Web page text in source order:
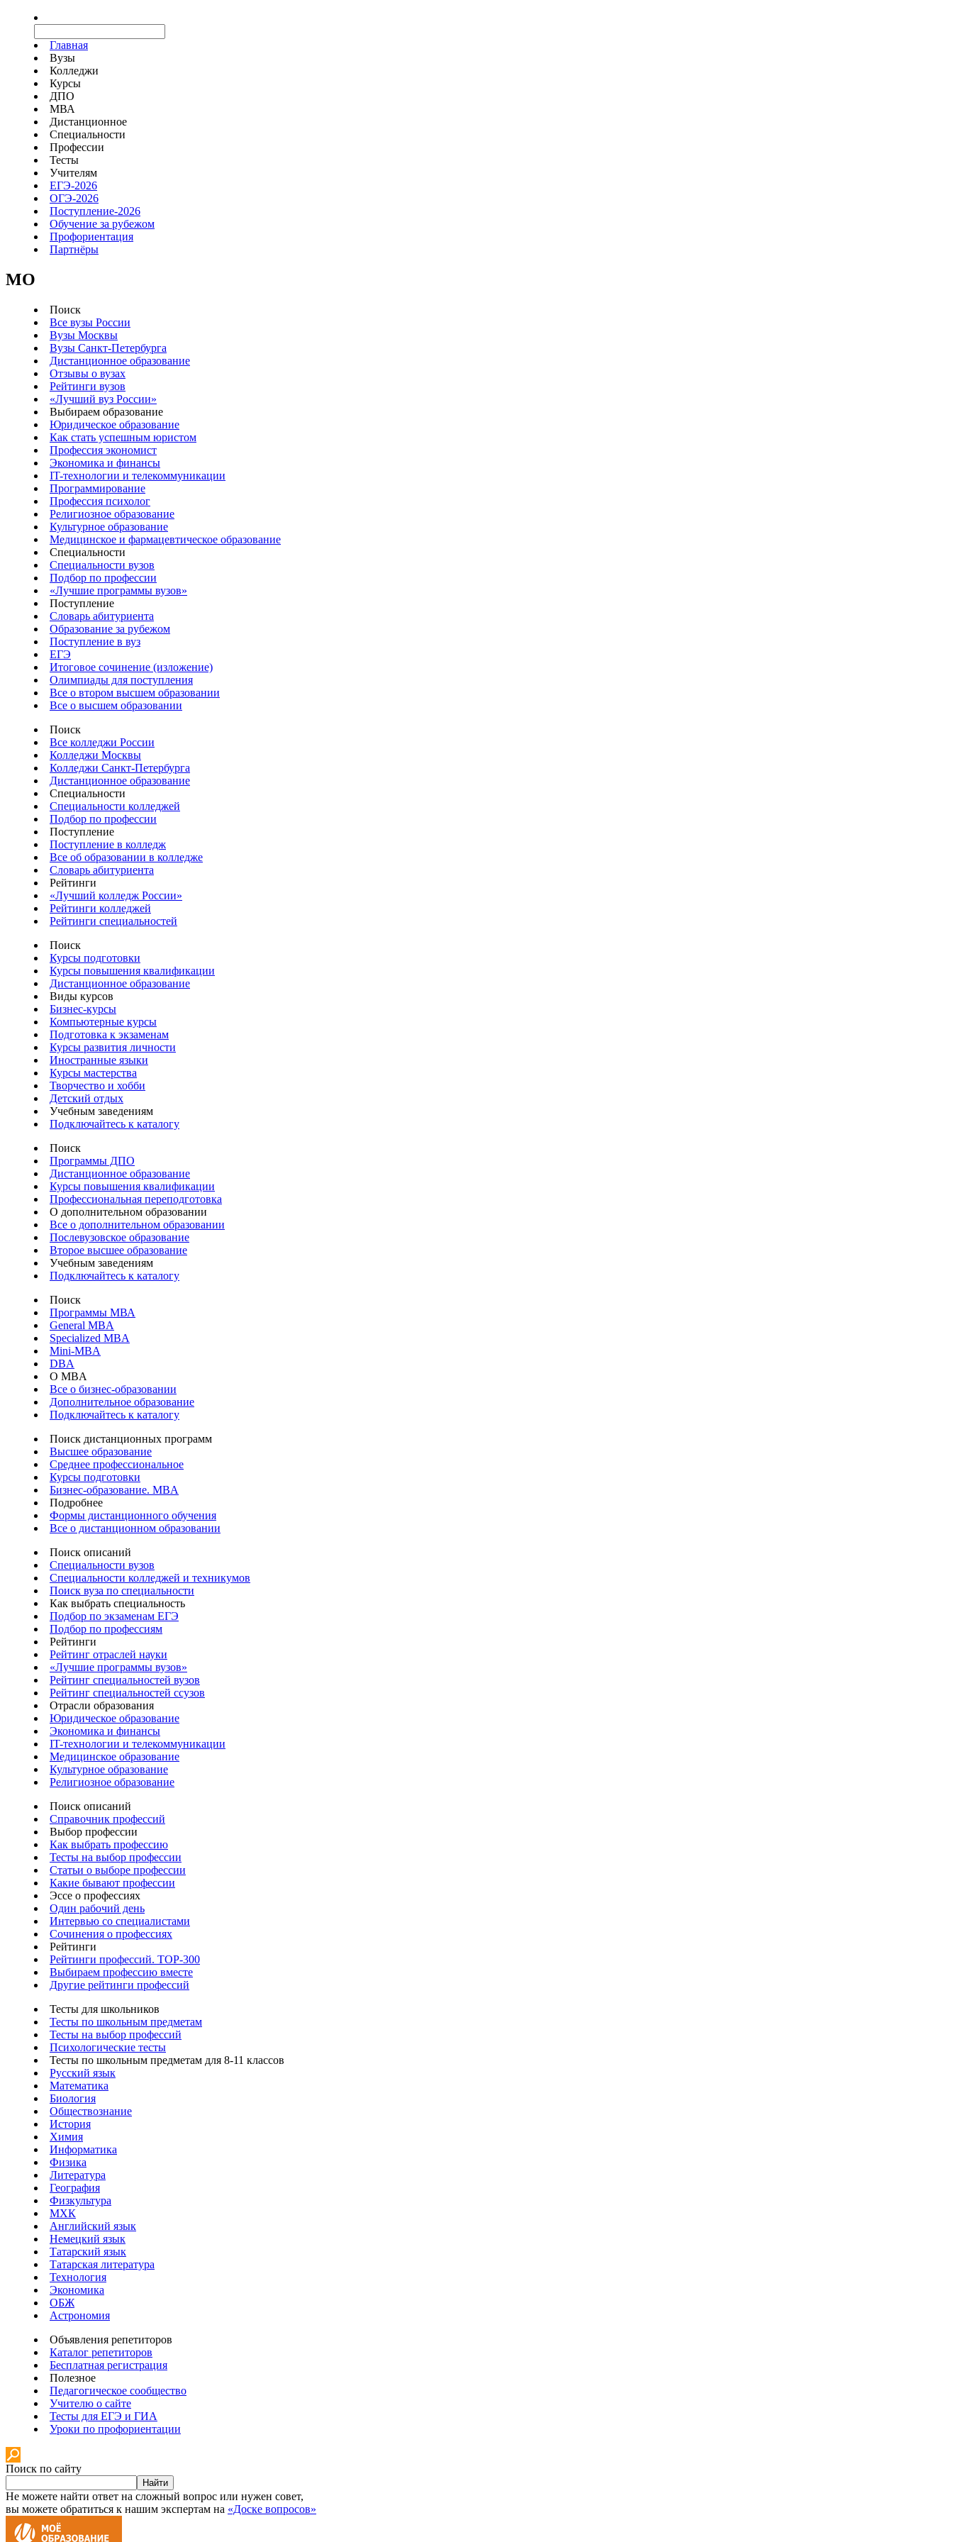
Главная
Вузы
Колледжи
Курсы
ДПО
МВА
Дистанционное
Специальности
Профессии
Тесты
Учителям
ЕГЭ-2026
ОГЭ-2026
Поступление-2026
Обучение за рубежом
Профориентация
Партнёры
MO
Поиск
Все вузы России
Вузы Москвы
Вузы Санкт-Петербурга
Дистанционное образование
Отзывы о вузах
Рейтинги вузов
«Лучший вуз России»
Выбираем образование
Юридическое образование
Как стать успешным юристом
Профессия экономист
Экономика и финансы
IT-технологии и телекоммуникации
Программирование
Профессия психолог
Религиозное образование
Культурное образование
Медицинское и фармацевтическое образование
Специальности
Специальности вузов
Подбор по профессии
«Лучшие программы вузов»
Поступление
Словарь абитуриента
Образование за рубежом
Поступление в вуз
ЕГЭ
Итоговое сочинение (изложение)
Олимпиады для поступления
Все о втором высшем образовании
Все о высшем образовании
Поиск
Все колледжи России
Колледжи Москвы
Колледжи Санкт-Петербурга
Дистанционное образование
Специальности
Специальности колледжей
Подбор по профессии
Поступление
Поступление в колледж
Все об образовании в колледже
Словарь абитуриента
Рейтинги
«Лучший колледж России»
Рейтинги колледжей
Рейтинги специальностей
Поиск
Курсы подготовки
Курсы повышения квалификации
Дистанционное образование
Виды курсов
Бизнес-курсы
Компьютерные курсы
Подготовка к экзаменам
Курсы развития личности
Иностранные языки
Курсы мастерства
Творчество и хобби
Детский отдых
Учебным заведениям
Подключайтесь к каталогу
Поиск
Программы ДПО
Дистанционное образование
Курсы повышения квалификации
Профессиональная переподготовка
О дополнительном образовании
Все о дополнительном образовании
Послевузовское образование
Второе высшее образование
Учебным заведениям
Подключайтесь к каталогу
Поиск
Программы МВА
General MBA
Specialized MBA
Mini-MBA
DBA
О MBA
Все о бизнес-образовании
Дополнительное образование
Подключайтесь к каталогу
Поиск дистанционных программ
Высшее образование
Среднее профессиональное
Курсы подготовки
Бизнес-образование. MBA
Подробнее
Формы дистанционного обучения
Все о дистанционном образовании
Поиск описаний
Специальности вузов
Специальности колледжей и техникумов
Поиск вуза по специальности
Как выбрать специальность
Подбор по экзаменам ЕГЭ
Подбор по профессиям
Рейтинги
Рейтинг отраслей науки
«Лучшие программы вузов»
Рейтинг специальностей вузов
Рейтинг специальностей ссузов
Отрасли образования
Юридическое образование
Экономика и финансы
IT-технологии и телекоммуникации
Медицинское образование
Культурное образование
Религиозное образование
Поиск описаний
Справочник профессий
Выбор профессии
Как выбрать профессию
Тесты на выбор профессии
Статьи о выборе профессии
Какие бывают профессии
Эссе о профессиях
Один рабочий день
Интервью со специалистами
Сочинения о профессиях
Рейтинги
Рейтинги профессий. TOP-300
Выбираем профессию вместе
Другие рейтинги профессий
Тесты для школьников
Тесты по школьным предметам
Тесты на выбор профессий
Психологические тесты
Тесты по школьным предметам для 8-11 классов
Русский язык
Математика
Биология
Обществознание
История
Химия
Информатика
Физика
Литература
География
Физкультура
МХК
Английский язык
Немецкий язык
Татарский язык
Татарская литература
Технология
Экономика
ОБЖ
Астрономия
Объявления репетиторов
Каталог репетиторов
Бесплатная регистрация
Полезное
Педагогическое сообщество
Учителю о сайте
Тесты для ЕГЭ и ГИА
Уроки по профориентации
Поиск по сайту
Найти
Не можете найти ответ на сложный вопрос или нужен совет,
вы можете обратиться к нашим экспертам на «Доске вопросов»